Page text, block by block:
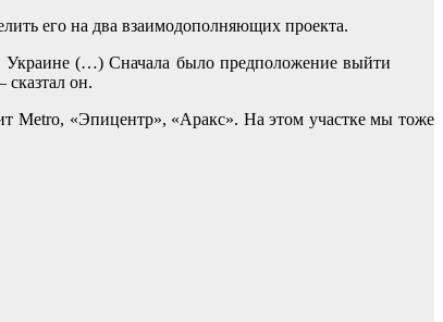
его на два взаимодополняющих проекта.
Украине (…) Сначала было предположение выйти
он.
Metro, «Эпицентр», «Аракс». На этом участке мы тоже